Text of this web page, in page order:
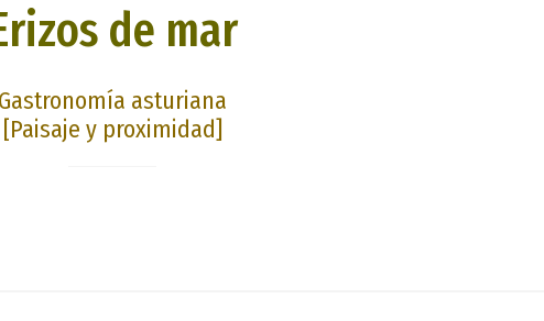
de mar
Gastronomía asturiana
[Paisaje y proximidad]